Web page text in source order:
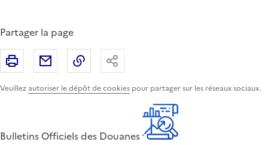
Partager la page
Veuillezautoriser le dépôt de cookies pour partager sur les réseaux sociaux.
Imprimer Partager par email
Copier le lien
Bulletins Officiels des Douanes